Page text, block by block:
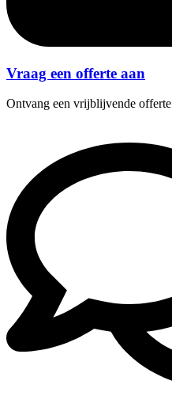
Vraag een offerte aan
Ontvang een vrijblijvende offerte